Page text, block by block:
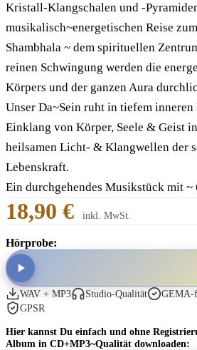
Kristall-Klangschalen und -
musikalisch~energetischen Reise
Shambhala ~ dem spirituellen
reinen Schwingung werden die
Körpers und der ganzen Aura
Unser Da~Sein ruht in tiefem
Einklang von Körper, Seele & Geist
heilsamen Licht- & Klangwellen der
Lebenskraft.
Ein durchgehendes Musikstück mit
18,90 € inkl. MwSt.
Hörprobe:
WAV + MP3 Studio-Qualität GEMA-
GPSR
Hier kannst Du einfach und ohne
Album in CD+MP3~Qualität downloaden: